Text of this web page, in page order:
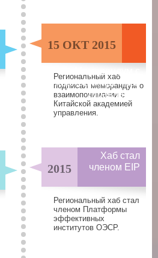
15 ОКТ 2015
Меморандум с
Китайской академией
управления
Региональный хаб
подписал меморандум о
взаимопонимании с
Китайской академией
управления.
2015
Хаб стал
членом EIP
Региональный хаб стал
членом Платформы
эффективных
институтов ОЭСР.